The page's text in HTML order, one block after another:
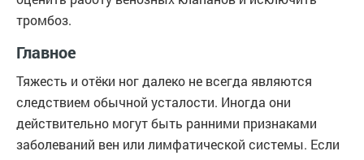
тромбоз.
Главное
Тяжесть и отёки ног далеко не всегда являются
следствием обычной усталости. Иногда они
действительно могут быть ранними признаками
заболеваний вен или лимфатической системы. Если